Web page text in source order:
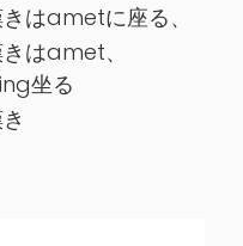
はametに座る、
はamet、
坐る